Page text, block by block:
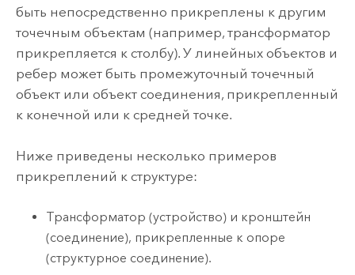
быть непосредственно прикреплены к другим
точечным объектам (например, трансформатор
прикрепляется к столбу). У линейных объектов и
ребер может быть промежуточный точечный
объект или объект соединения, прикрепленный
к конечной или к средней точке.
Ниже приведены несколько примеров
прикреплений к структуре:
Трансформатор (устройство) и кронштейн
(соединение), прикрепленные к опоре
(структурное соединение).